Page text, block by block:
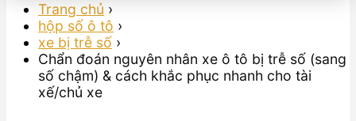
Trang chủ ›
hộp số ô tô ›
xe bị trễ số ›
Chẩn đoán nguyên nhân xe ô tô bị trễ số (sang
số chậm) & cách khắc phục nhanh cho tài
xế/chủ xe